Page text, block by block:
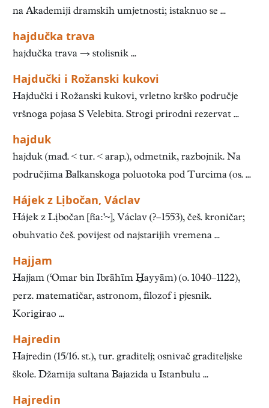
na Akademiji dramskih umjetnosti; istaknuo se ...
hajdučka trava
hajdučka trava → stolisnik ...
Hajdučki i Rožanski kukovi
Hajdučki i Rožanski kukovi, vrletno krško područje
vršnoga pojasa S Velebita. Strogi prirodni rezervat ...
hajduk
hajduk (mađ. < tur. < arap.), odmetnik, razbojnik. Na
područjima Balkanskoga poluotoka pod Turcima (os. ...
Hájek z Lịbočan, Václav
Hájek z Lịbočan [a], Václav (?–1553), češ. kroničar;
obuhvatio češ. povijest od najstarijih vremena ...
Hajjam
Hajjam (‘Omar bin Ibrāhīm ayyām) (o. 1040–1122),
perz. matematičar, astronom, filozof i pjes­nik.
Korigirao ...
Hajredin
Hajredin (15/16. st.), tur. graditelj; osnivač graditeljske
škole. Džamija sultana Bajazida u Istanbulu ...
Hajredin